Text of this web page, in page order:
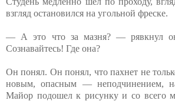
взгляд остановился на угольной фреске.
— А это что за мазня? — рявкнул
Сознавайтесь! Где она?
Он понял. Он понял, что пахнет не
новым, опасным — неподчинением,
Майор подошел к рисунку и со всего